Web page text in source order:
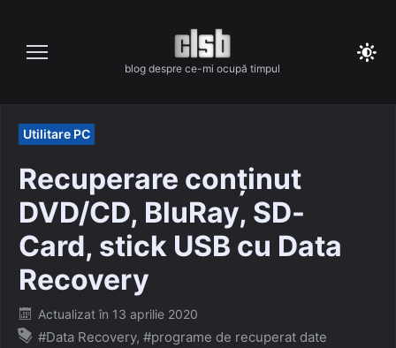
content
blog despre ce-mi ocupă timpul
Utilitare PC
Recuperare conținut
DVD/CD, BluRay, SD-
Card, stick USB cu Data
Recovery
Posted
on
Actualizat în 13 aprilie 2020
#Data Recovery, #programe de recuperat date